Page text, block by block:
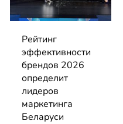
Рейтинг
эффективности
брендов 2026
определит
лидеров
маркетинга
Беларуси